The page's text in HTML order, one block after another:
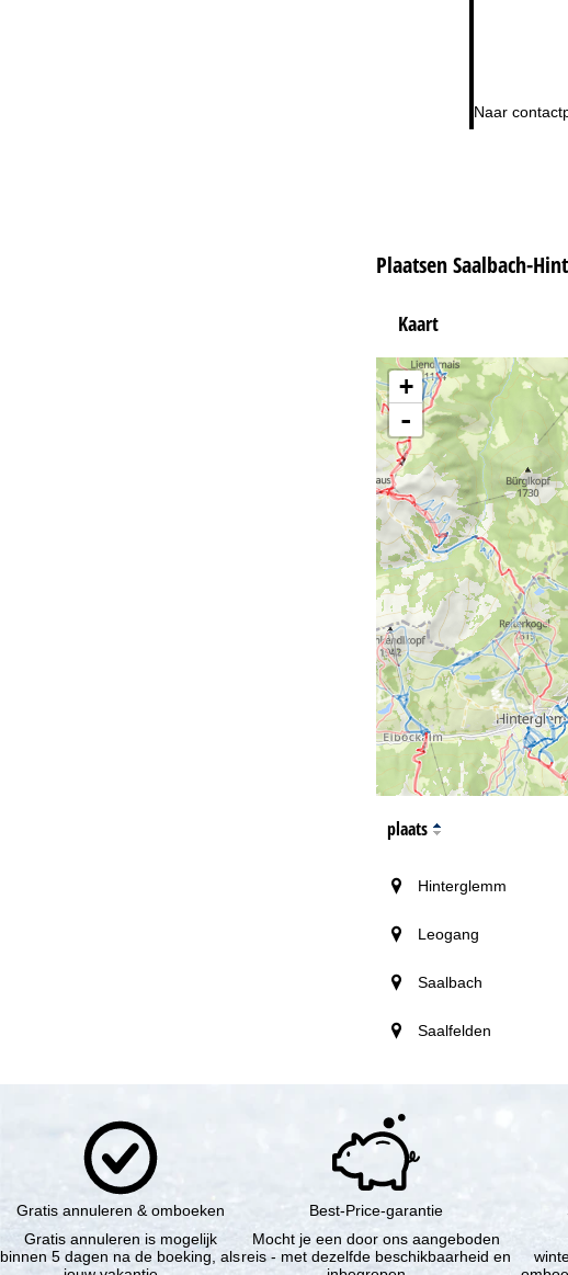
Naar
Plaatsen Saalbach-
Kaart
+
-
plaats
Hinterglemm
Leogang
Saalbach
Saalfelden
Gratis annuleren & omboeken
Gratis annuleren is mogelijk
binnen 5 dagen na de boeking, als
Best-Price-garantie
Mocht je een door ons aangeboden
reis - met dezelfde beschikbaarheid en